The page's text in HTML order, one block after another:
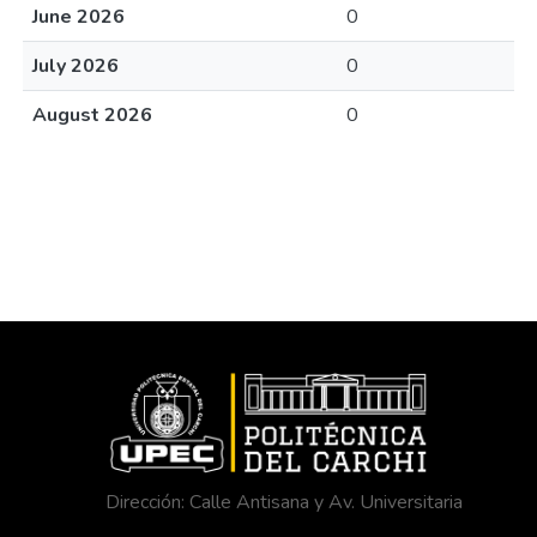
June 2026
0
July 2026
0
August 2026
0
Dirección: Calle Antisana y Av. Universitaria